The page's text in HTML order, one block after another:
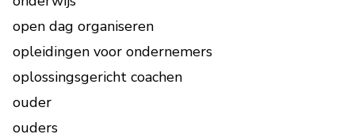
open dag organiseren
opleidingen voor ondernemers
oplossingsgericht coachen
ouder
ouders